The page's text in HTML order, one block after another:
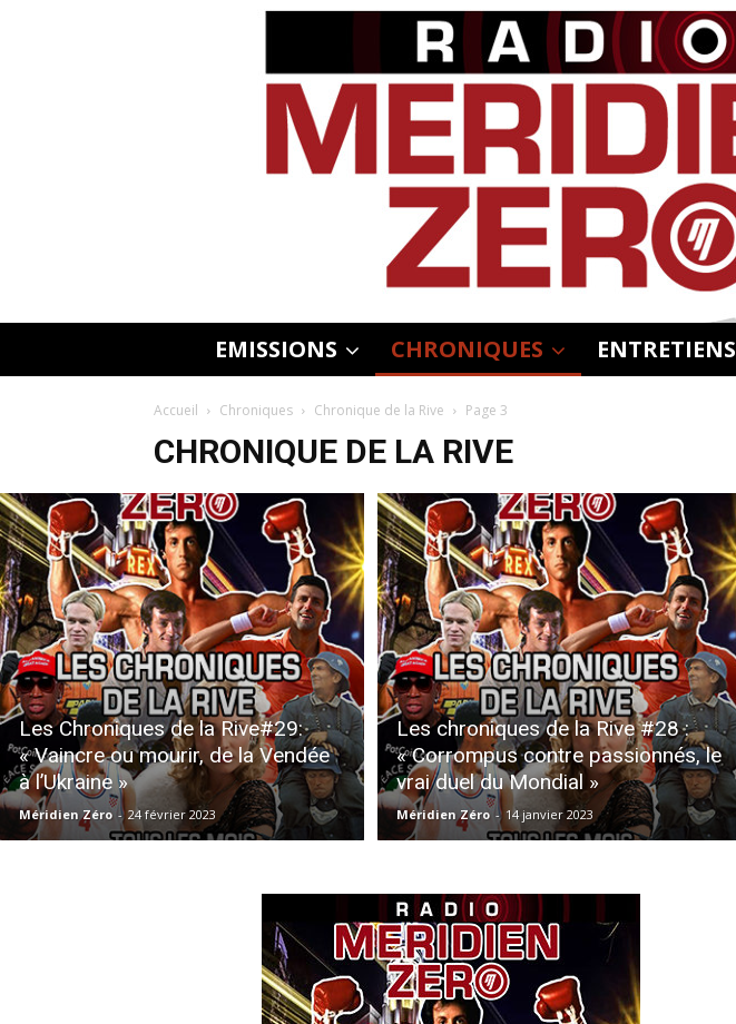
EMISSIONS CHRONIQUES ENTRETIENS
Accueil Chroniques Chronique de la Rive Page 3
CHRONIQUE DE LA RIVE
Les Chroniques de la Rive#29:
« Vaincre ou mourir, de la Vendée
à l’Ukraine »
Méridien Zéro - 24 février 2023
Les chroniques de la Rive #28 :
« Corrompus contre passionnés, le
vrai duel du Mondial »
Méridien Zéro - 14 janvier 2023